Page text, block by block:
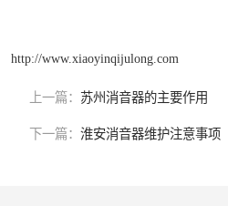
http://www.xiaoyinqijulong.com
上一篇： 苏州消音器的主要作用
下一篇： 淮安消音器维护注意事项